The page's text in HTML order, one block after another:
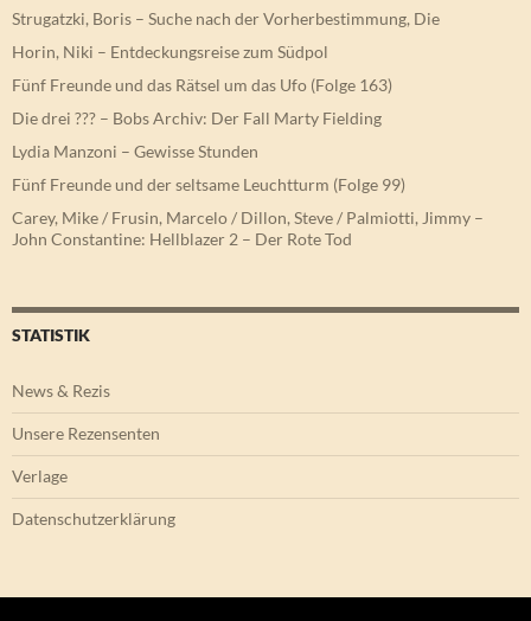
Strugatzki, Boris – Suche nach der Vorherbestimmung, Die
Horin, Niki – Entdeckungsreise zum Südpol
Fünf Freunde und das Rätsel um das Ufo (Folge 163)
Die drei ??? – Bobs Archiv: Der Fall Marty Fielding
Lydia Manzoni – Gewisse Stunden
Fünf Freunde und der seltsame Leuchtturm (Folge 99)
Carey, Mike / Frusin, Marcelo / Dillon, Steve / Palmiotti, Jimmy –
John Constantine: Hellblazer 2 – Der Rote Tod
STATISTIK
News & Rezis
Unsere Rezensenten
Verlage
Datenschutzerklärung